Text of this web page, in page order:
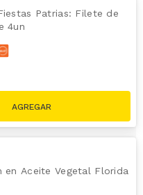
Patrias: Filete de
4un
en Aceite Vegetal Florida